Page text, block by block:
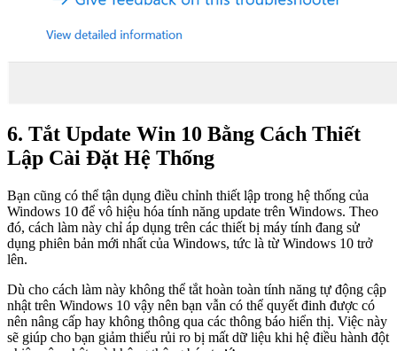
6. Tắt Update Win 10 Bằng Cách Thiết
Lập Cài Đặt Hệ Thống
Bạn cũng có thể tận dụng điều chỉnh thiết lập trong hệ thống của
Windows 10 để vô hiệu hóa tính năng update trên Windows. Theo
đó, cách làm này chỉ áp dụng trên các thiết bị máy tính đang sử
dụng phiên bản mới nhất của Windows, tức là từ Windows 10 trở
lên.
Dù cho cách làm này không thể tắt hoàn toàn tính năng tự động cập
nhật trên Windows 10 vậy nên bạn vẫn có thể quyết đinh được có
nên nâng cấp hay không thông qua các thông báo hiển thị. Việc này
sẽ giúp cho bạn giảm thiểu rủi ro bị mất dữ liệu khi hệ điều hành đột